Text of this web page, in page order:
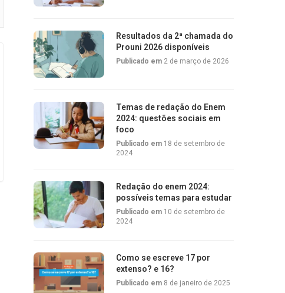
Resultados da 2ª chamada do
Prouni 2026 disponíveis
Publicado em 2 de março de 2026
Temas de redação do Enem
2024: questões sociais em
foco
Publicado em 18 de setembro de
2024
Redação do enem 2024:
possíveis temas para estudar
Publicado em 10 de setembro de
2024
Como se escreve 17 por
extenso? e 16?
Publicado em 8 de janeiro de 2025